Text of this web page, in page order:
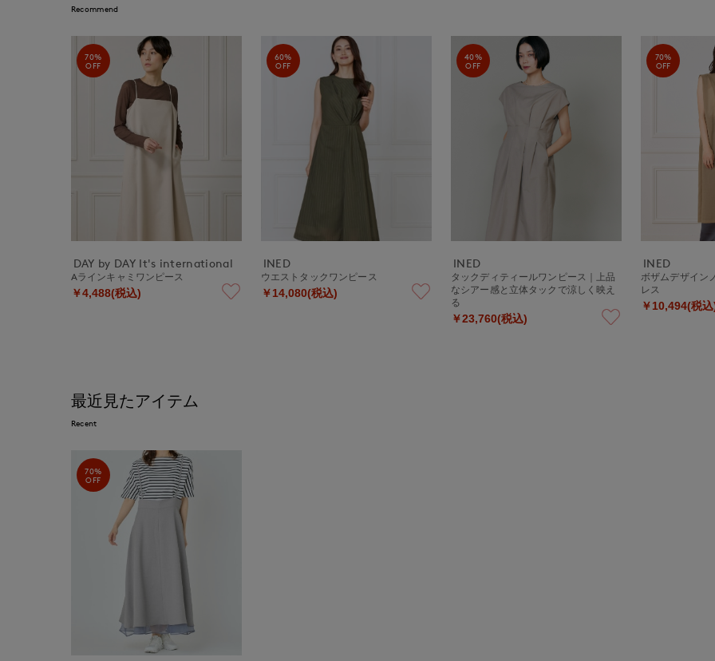
Recommend
70%
OFF
DAY by DAY It's international
Aラインキャミワンピース
￥4,488(税込)
60%
OFF
INED
ウエストタックワンピース
￥14,080(税込)
40%
OFF
INED
タックディティールワンピース｜上品
なシアー感と立体タックで涼しく映え
る
￥23,760(税込)
70%
OFF
INED
ボザムデザイン
レス
￥10,494(税込
最近見たアイテム
Recent
70%
OFF